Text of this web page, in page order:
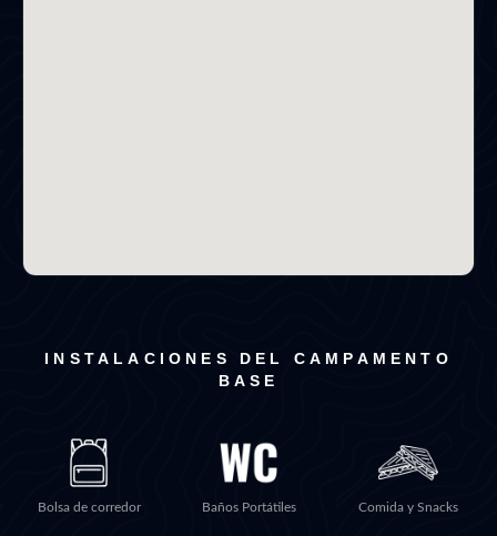
INSTALACIONES DEL CAMPAMENTO
BASE
Bolsa de corredor Baños Portátiles Comida y Snacks